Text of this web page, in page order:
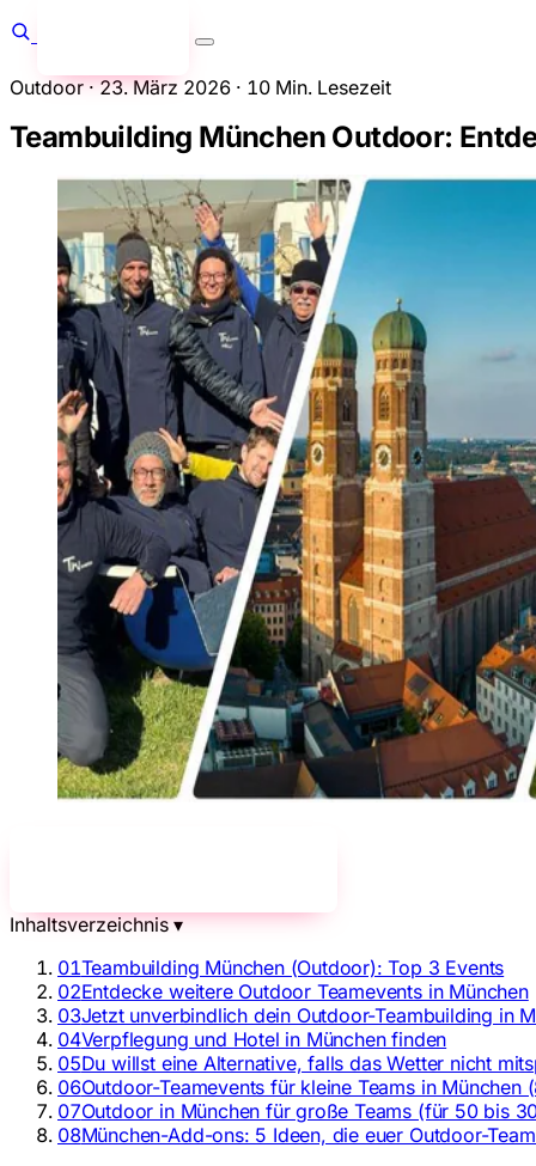
Outdoor · 23. März 2026 · 10 Min. Lesezeit
Teambuilding München Outdoor:
Inhaltsverzeichnis▾
01Teambuilding München (Outdoor): Top 3 Events
02Entdecke weitere Outdoor Teamevents in München
03Jetzt unverbindlich dein Outdoor-Teambuilding in
04Verpflegung und Hotel in München finden
05Du willst eine Alternative, falls das Wetter nicht
06Outdoor-Teamevents für kleine Teams in München
07Outdoor in München für große Teams (für 50 bis
08München-Add-ons: 5 Ideen, die euer Outdoor-